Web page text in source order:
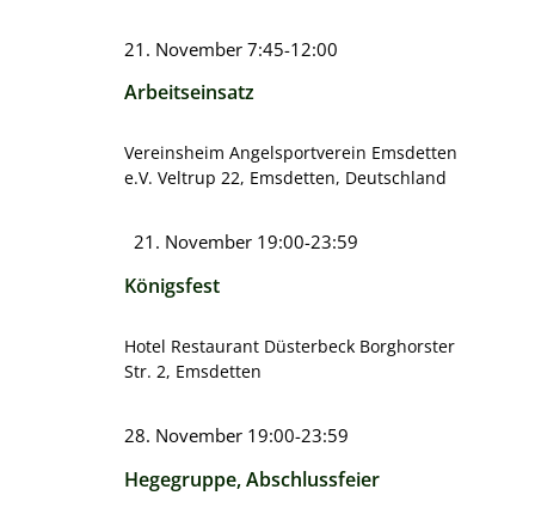
Arbeitseinsatz
21. November 7:45-12:00
Vereinsheim Angelsportverein Emsdetten
e.V. Veltrup 22, Emsdetten, Deutschland
Königsfest
Hervorgehoben
21. November 19:00-23:59
Hotel Restaurant Düsterbeck Borghorster
Str. 2, Emsdetten
Hegegruppe, Abschlussfeier
28. November 19:00-23:59